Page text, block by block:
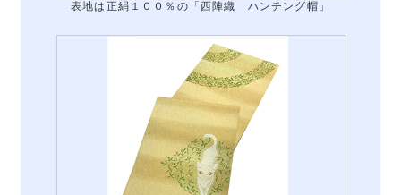
表地は正絹１００％の「西陣織 ハンチング帽」